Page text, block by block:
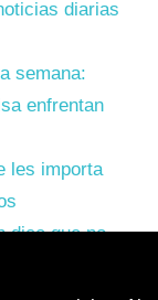
diarias
semana:
enfrentan
les importa
dice que no.